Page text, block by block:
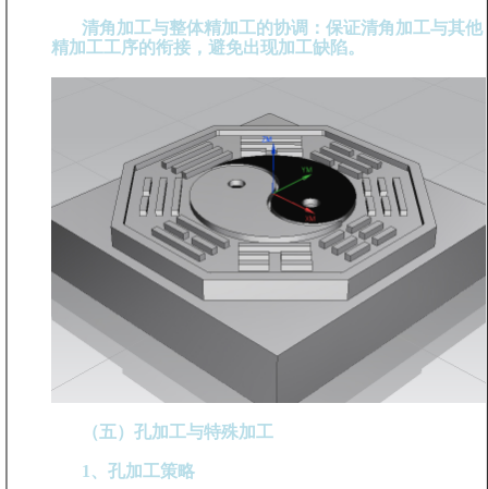
清角加工与整体精加工的协调：保证清角加工与其他
精加工工序的衔接，避免出现加工缺陷。
（五）孔加工与特殊加工
1、孔加工策略